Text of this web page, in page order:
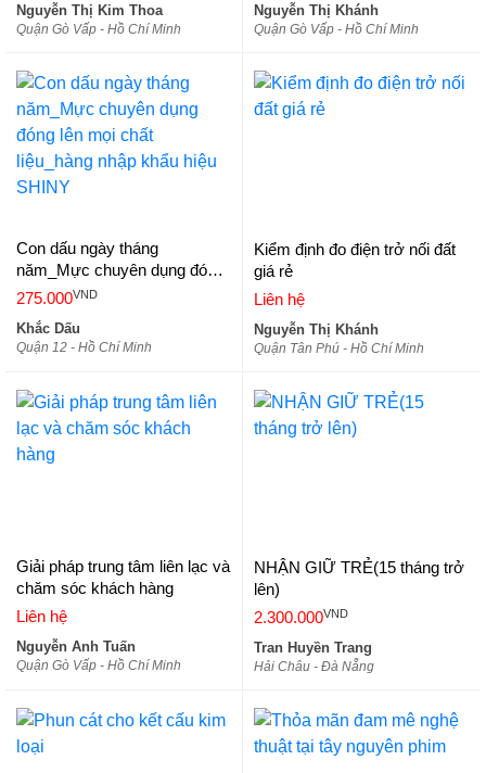
Nguyễn Thị Kim Thoa
Quận Gò Vấp - Hồ Chí Minh
Nguyễn Thị Khánh
Quận Gò Vấp - Hồ Chí Minh
Con dấu ngày tháng
năm_Mực chuyên dụng đóng
lên mọi chất liệu_hàng nhập
275.000VND
Khắc Dấu
Quận 12 - Hồ Chí Minh
Kiểm định đo điện trở nối đất
giá rẻ
Liên hệ
Nguyễn Thị Khánh
Quận Tân Phú - Hồ Chí Minh
Giải pháp trung tâm liên lạc và
chăm sóc khách hàng
Liên hệ
Nguyễn Anh Tuấn
Quận Gò Vấp - Hồ Chí Minh
NHẬN GIỮ TRẺ(15 tháng trở
lên)
2.300.000VND
Tran Huyền Trang
Hải Châu - Đà Nẵng